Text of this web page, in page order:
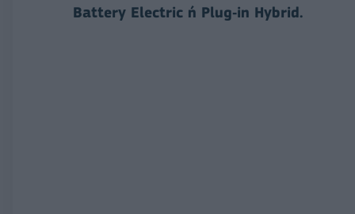
Battery Electric ή Plug‑in Hybrid.